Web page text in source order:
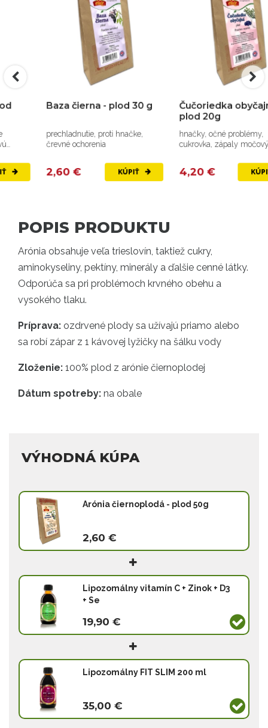
Baza čierna - plod 30 g
prechladnutie, proti hnačke,
črevné ochorenia
2,60 € KÚPIŤ
Čučoriedka obyčajná -
plod 20g
hnačky, očné problémy,
cukrovka, zápaly močových ciest
4,20 € KÚPIŤ
POPIS PRODUKTU
Arónia obsahuje veľa trieslovín, taktiež cukry,
aminokyseliny, pektíny, minerály a ďalšie cenné látky.
Odporúča sa pri problémoch krvného obehu a
vysokého tlaku.
Príprava: ozdrvené plody sa užívajú priamo alebo
sa robí zápar z 1 kávovej lyžičky na šálku vody
Zloženie: 100% plod z arónie čiernoplodej
Dátum spotreby: na obale
VÝHODNÁ KÚPA
Arónia čiernoplodá - plod 50g
2,60 €
Lipozomálny vitamín C + Zinok + D3
+ Se
19,90 €
Lipozomálny FIT SLIM 200 ml
35,00 €